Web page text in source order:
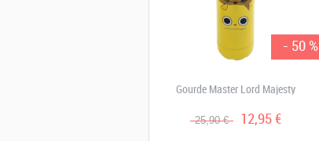
- 50 %
Gourde Master Lord Majesty
25,90 € 12,95 €